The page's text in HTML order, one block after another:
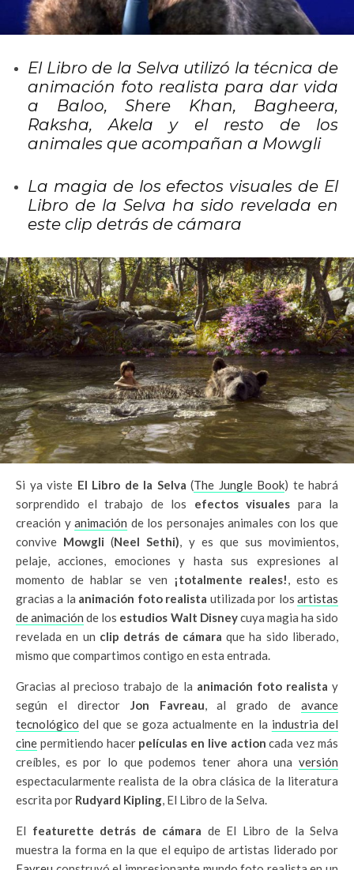
El Libro de la Selva utilizó la técnica de
animación foto realista para dar vida
a Baloo, Shere Khan, Bagheera,
Raksha, Akela y el resto de los
animales que acompañan a Mowgli
La magia de los efectos visuales de El
Libro de la Selva ha sido revelada en
este clip detrás de cámara
Si ya viste El Libro de la Selva (The Jungle Book) te habrá
sorprendido el trabajo de los efectos visuales para la
creación yanimación de los personajes animales con los que
convive Mowgli (Neel Sethi), y es que sus movimientos,
pelaje, acciones, emociones y hasta sus expresiones al
momento de hablar se ven ¡totalmente reales!, esto es
gracias a la animación foto realista utilizada por losartistas
de animación de los estudios Walt Disneycuya magia ha sido
revelada en un clip detrás de cámara que ha sido liberado,
mismo que compartimos contigo en esta entrada.
Gracias al precioso trabajo de la animación foto realista y
según el director Jon Favreau, al grado de avance
tecnológico del que se goza actualmente en la industria del
cine permitiendo hacer películas en live action cada vez más
creíbles, es por lo que podemos tener ahora una versión
espectacularmente realista de la obra clásica de la literatura
escrita por Rudyard Kipling, El Libro de la Selva.
El featurette detrás de cámara de El Libro de la Selva
muestra la forma en la que el equipo de artistas liderado por